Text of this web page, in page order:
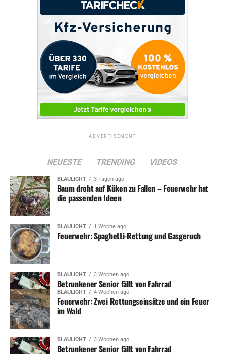
ADVERTISEMENT
NEUESTE TRENDING VIDEOS
BLAULICHT 3 Tagen ago
Baum droht auf Küken zu Fallen – Feuerwehr hat
die passenden Ideen
BLAULICHT 1 Woche ago
Feuerwehr: Spaghetti-Rettung und Gasgeruch
BLAULICHT 3 Wochen ago
Betrunkener Senior fällt von Fahrrad
BLAULICHT 4 Wochen ago
Feuerwehr: Zwei Rettungseinsätze und ein Feuer
im Wald
BLAULICHT 3 Wochen ago
Betrunkener Senior fällt von Fahrrad